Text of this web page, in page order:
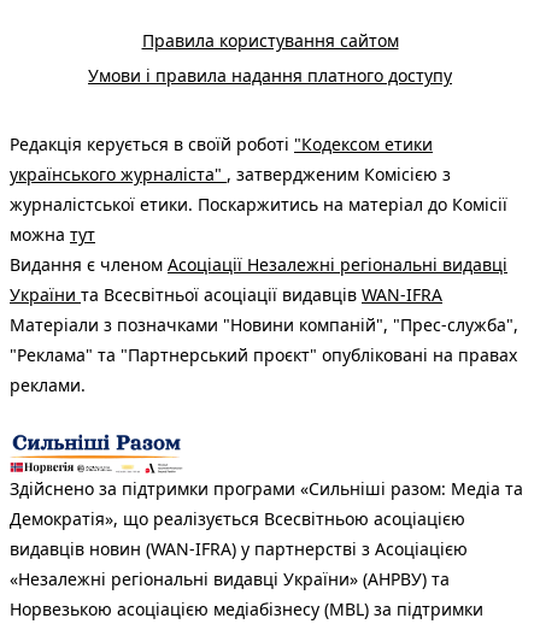
Правила користування сайтом
Умови і правила надання платного доступу
Редакція керується в своїй роботі "Кодексом етики
українського журналіста" , затвердженим Комісією з
журналістської етики. Поскаржитись на матеріал до Комісії
можна тут
Видання є членом Асоціації Незалежні регіональні видавці
України та Всесвітньої асоціації видавців WAN-IFRA
Матеріали з позначками "Новини компаній", "Прес-служба",
"Реклама" та "Партнерський проєкт" опубліковані на правах
реклами.
Здійснено за підтримки програми «Сильніші разом: Медіа та
Демократія», що реалізується Всесвітньою асоціацією
видавців новин (WAN-IFRA) у партнерстві з Асоціацією
«Незалежні регіональні видавці України» (АНРВУ) та
Норвезькою асоціацією медіабізнесу (MBL) за підтримки